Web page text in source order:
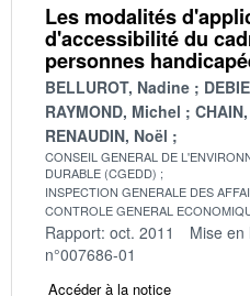
Les modalités
d'accessibilité du
personnes
BELLUROT, Nadine
RAYMOND, Michel
RENAUDIN, Noël
CONSEIL GENERAL DE
DURABLE (CGEDD)
INSPECTION GENERALE DES
CONTROLE GENERAL
Rapport: oct. 2011 Mise en
n°007686-01
Accéder à la notice